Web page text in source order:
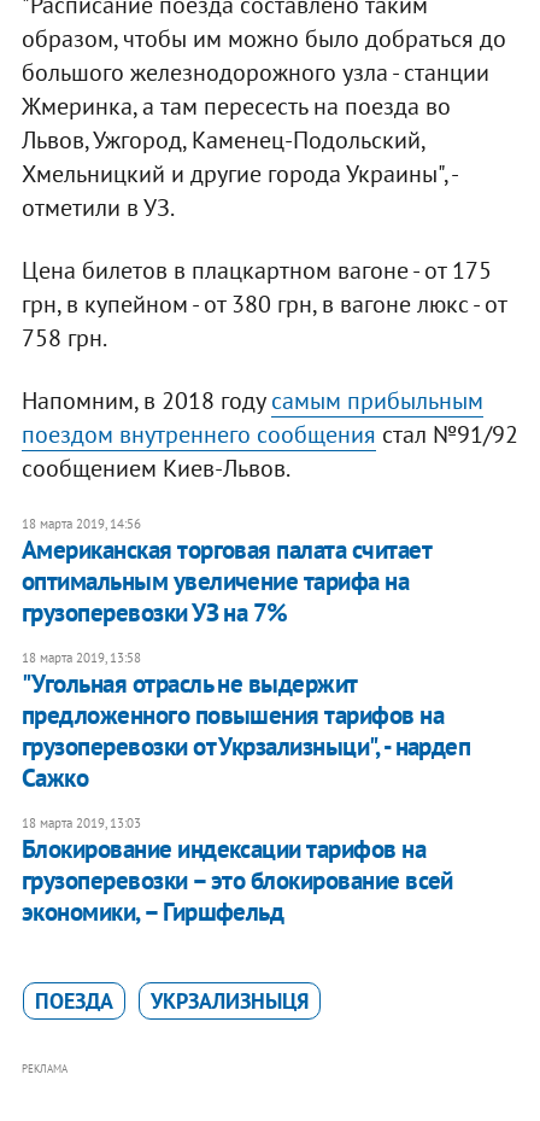
образом, чтобы им можно было добраться до
большого железнодорожного узла - станции
Жмеринка, а там пересесть на поезда во
Львов, Ужгород, Каменец-Подольский,
Хмельницкий и другие города Украины", -
отметили в УЗ.
Цена билетов в плацкартном вагоне - от 175
грн, в купейном - от 380 грн, в вагоне люкс - от
758 грн.
Напомним, в 2018 годусамым прибыльным
поездом внутреннего сообщения стал №91/92
сообщением Киев-Львов.
18 марта 2019, 14:56
Американская торговая палата считает
оптимальным увеличение тарифа на
грузоперевозки УЗ на 7%
18 марта 2019, 13:58
"Угольная отрасль не выдержит
предложенного повышения тарифов на
грузоперевозки от Укрзализныци", - нардеп
Сажко
18 марта 2019, 13:03
Блокирование индексации тарифов на
грузоперевозки – это блокирование всей
экономики, – Гиршфельд
ПОЕЗДА УКРЗАЛИЗНЫЦЯ
РЕКЛАМА